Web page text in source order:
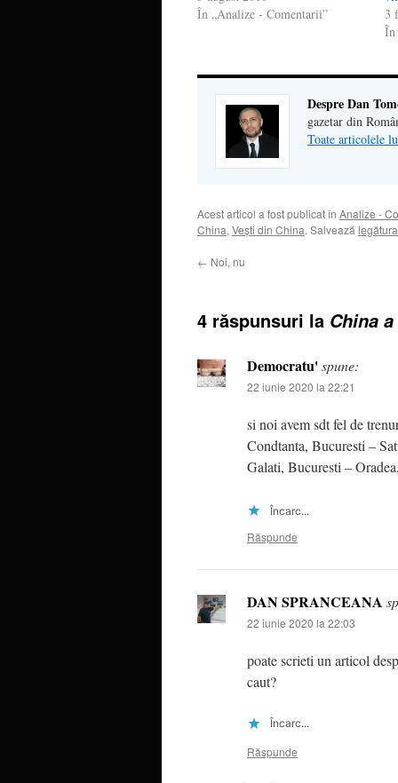
În „Analize - Comentarii”
3
În
Despre Dan
gazetar din
Toate articolele
Acest articol a fost publicat în Analize -
China, Veşti din China. Salvează
← Noi, nu
4 răspunsuri la China
Democratu'spune:
22 iunie 2020 la 22:21
si noi avem sdt fel de
Condtanta, Bucuresti –
Galati, Bucuresti –
Încarc...
Răspunde
DAN SPRANCEANA
22 iunie 2020 la 22:03
poate scrieti un articol
caut?
Încarc...
Răspunde